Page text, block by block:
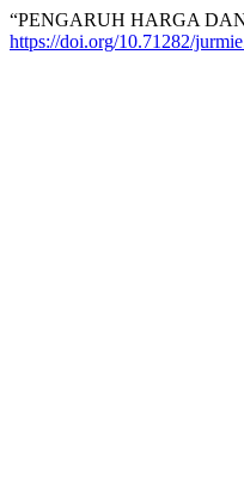
“PENGARUH HARGA
https://doi.org/10.71282/